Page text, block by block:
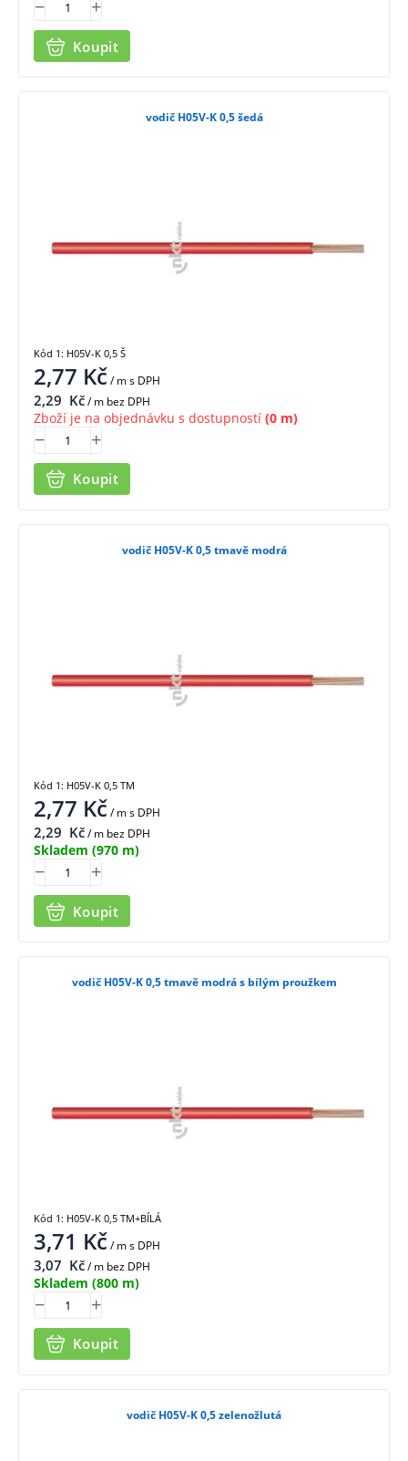
Koupit
vodič H05V-K 0,5 šedá
2,77 Kč/ ms DPH
2,29 Kč/ m bez DPH
Zboží je na objednávku s dostupností (0 m)
Koupit
Kód 1: H05V-K 0,5 Š
vodič H05V-K 0,5 tmavě modrá
2,77 Kč/ ms DPH
2,29 Kč/ m bez DPH
Skladem (970 m)
Koupit
Kód 1: H05V-K 0,5 TM
vodič H05V-K 0,5 tmavě modrá s bílým proužkem
3,71 Kč/ ms DPH
3,07 Kč/ m bez DPH
Skladem (800 m)
Koupit
Kód 1: H05V-K 0,5 TM+BÍLÁ
vodič H05V-K 0,5 zelenožlutá